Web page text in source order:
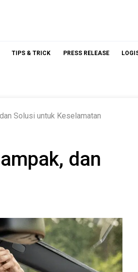
TIPS & TRICK PRESS RELEASE
Solusi untuk Keselamatan
dan